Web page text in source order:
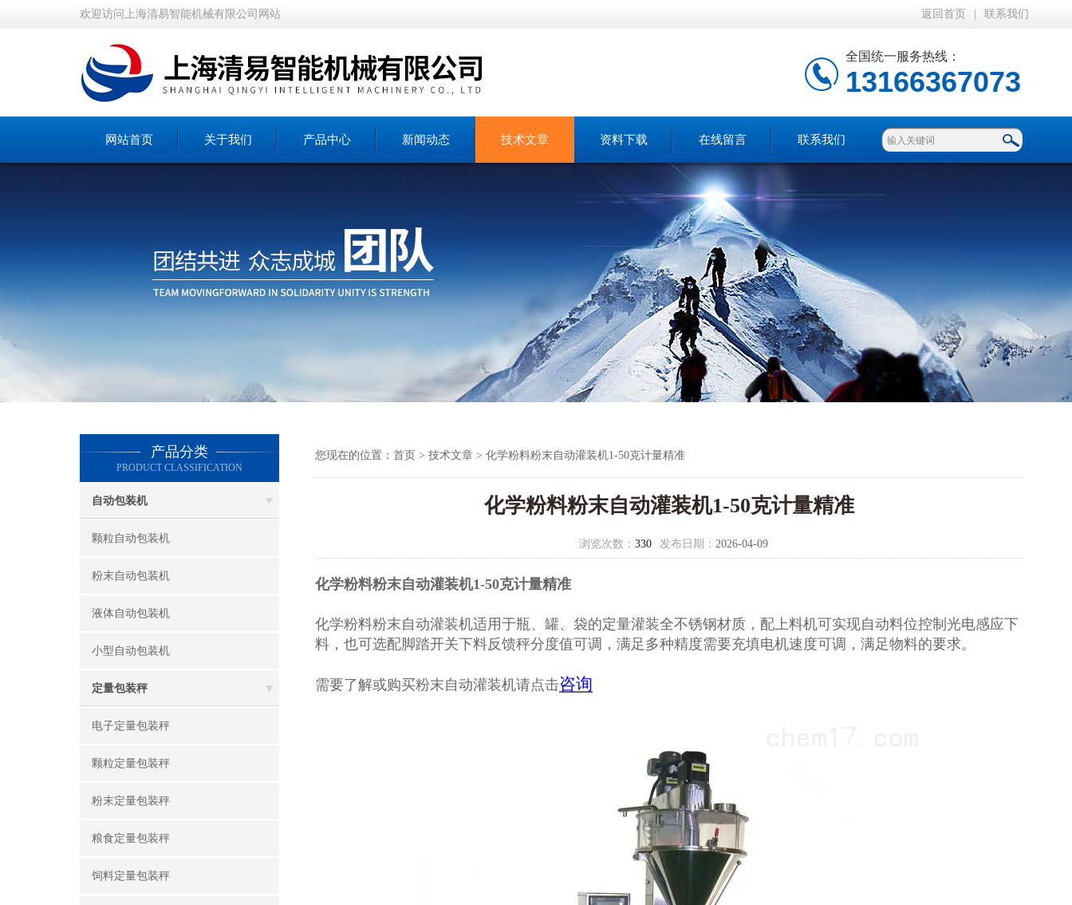
欢迎访问上海清易智能机械有限公司网站 返回首页 联系我们
全国统一服务热线：
13166367073
网站首页 关于我们 产品中心 新闻动态 技术文章 资料下载 在线留言 联系我们
产品分类
PRODUCT CLASSIFICATION
自动包装机
颗粒自动包装机
粉末自动包装机
液体自动包装机
小型自动包装机
定量包装秤
电子定量包装秤
颗粒定量包装秤
粉末定量包装秤
粮食定量包装秤
饲料定量包装秤
您现在的位置： 首页 > 技术文章 > 化学粉料粉末自动灌装机1-50克计量精准
化学粉料粉末自动灌装机1-50克计量精准
浏览次数： 330 发布日期： 2026-04-09
化学粉料粉末自动灌装机1-50克计量精准
化学粉料粉末自动灌装机适用于瓶、罐、袋的定量灌装全不锈钢材质，配上料机可实现自动料位控制光电感应下
料，也可选配脚踏开关下料反馈秤分度值可调，满足多种精度需要充填电机速度可调，满足物料的要求。
需要了解或购买粉末自动灌装机请点击咨询